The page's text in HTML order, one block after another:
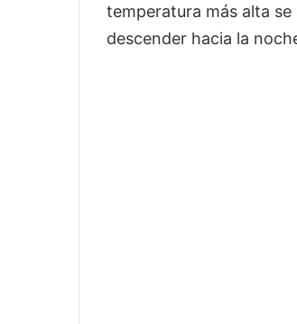
temperatura más alta
descender hacia la